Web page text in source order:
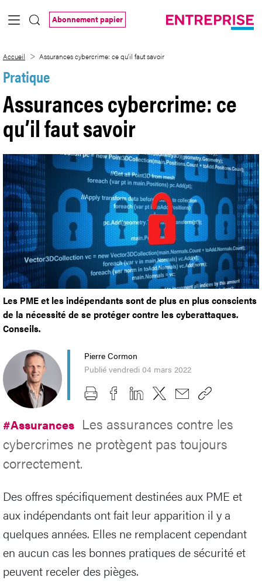
Saut au contenu principal
Abonnement papier
Accueil Assurances cybercrime: ce qu’il faut savoir
Pratique
Assurances cybercrime: ce
qu’il faut savoir
Les PME et les indépendants sont de plus en plus conscients
de la nécessité de se protéger contre les cyberattaques.
Conseils.
Pierre Cormon
Publié vendredi 04 mars 2022
#Assurances Les assurances contre les
cybercrimes ne protègent pas toujours
correctement.
Des offres spécifiquement destinées aux PME et
aux indépendants ont fait leur apparition il y a
quelques années. Elles ne remplacent cependant
en aucun cas les bonnes pratiques de sécurité et
peuvent receler des pièges.